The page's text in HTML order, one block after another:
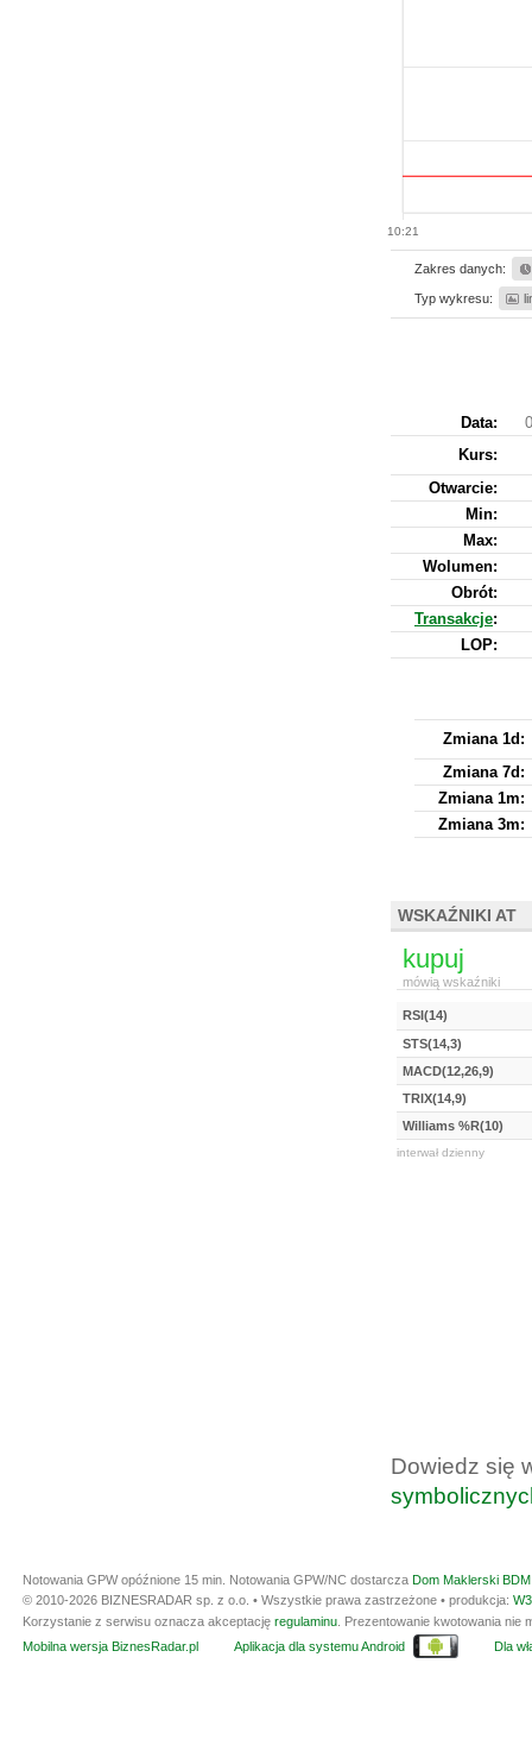
10:21
Zakres danych:
Typ wykresu:
Data:
Kurs:
Otwarcie:
Min:
Max:
Wolumen:
Obrót:
Transakcje:
LOP:
Zmiana 1d:
Zmiana 7d:
Zmiana 1m:
Zmiana 3m:
WSKAŹNIKI AT
kupuj
mówią wskaźniki
RSI(14)
STS(14,3)
MACD(12,26,9)
TRIX(14,9)
Williams %R(10)
interwał dzienny
Dowiedz się
Notowania GPW opóźnione 15 min. Notowania GPW/NC dostarcza Dom Maklerski
© 2010-2026 BIZNESRADAR sp. z o.o. • Wszystkie prawa zastrzeżone • produkcja:
Korzystanie z serwisu oznacza akceptację regulaminu . Prezentowanie kwotowania
Mobilna wersja BiznesRadar.pl
Aplikacja dla systemu Android Dla